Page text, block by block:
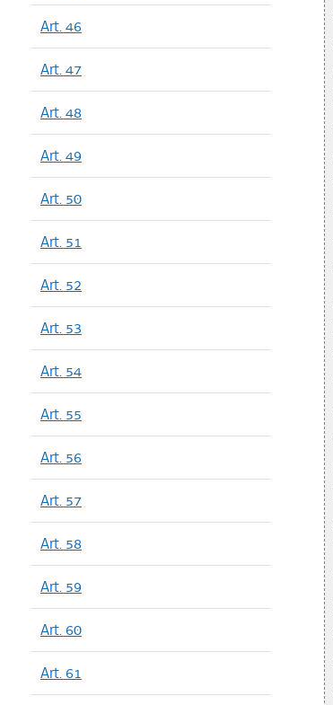
Art. 46
Art. 47
Art. 48
Art. 49
Art. 50
Art. 51
Art. 52
Art. 53
Art. 54
Art. 55
Art. 56
Art. 57
Art. 58
Art. 59
Art. 60
Art. 61